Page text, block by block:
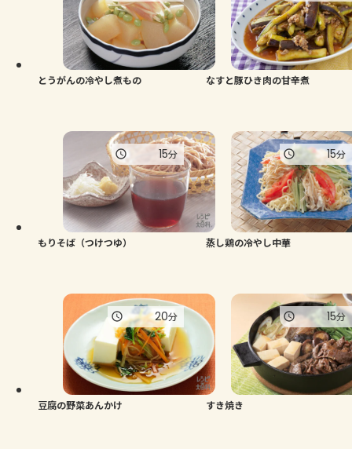
とうがんの冷やし煮もの なすと豚ひき肉の甘辛煮
もりそば（つけつゆ）
15分
蒸し鶏の冷やし中華
15分
豆腐の野菜あんかけ
20分
すき焼き
15分